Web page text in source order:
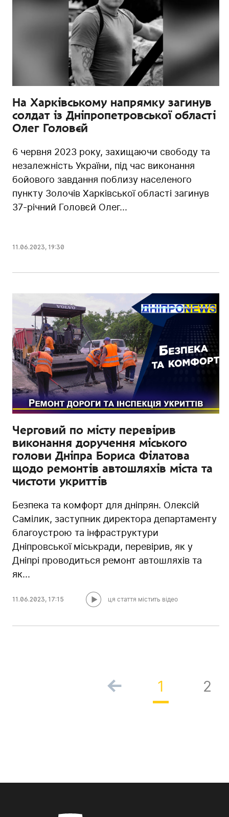
На Харківському напрямку загинув
солдат із Дніпропетровської області
Олег Головєй
6 червня 2023 року, захищаючи свободу та
незалежність України, під час виконання
бойового завдання поблизу населеного
пункту Золочів Харківської області загинув
37-річний Головєй Олег...
11.06.2023, 19:30
Черговий по місту перевірив
виконання доручення міського
голови Дніпра Бориса Філатова
щодо ремонтів автошляхів міста та
чистоти укриттів
Безпека та комфорт для дніпрян. Олексій
Самілик, заступник директора департаменту
благоустрою та інфраструктури
Дніпровської міськради, перевірив, як у
Дніпрі проводиться ремонт автошляхів та
як...
11.06.2023, 17:15 ця стаття містить відео
1 2